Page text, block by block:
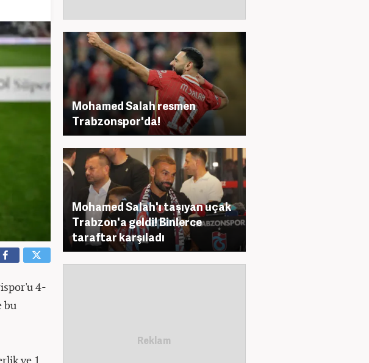
4-
bu
ve 1
Mohamed Salah resmen
Trabzonspor'da!
Mohamed Salah'ı taşıyan uçak
Trabzon'a geldi! Binlerce
taraftar karşıladı